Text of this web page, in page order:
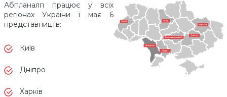
Абпланалп працює у всіх
регіонах України і має 6
представництв:
Київ
Дніпро
Харків